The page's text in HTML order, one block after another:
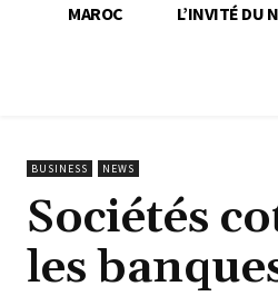
MAROC L’INVITÉ DU
BUSINESS NEWS
Sociétés
les